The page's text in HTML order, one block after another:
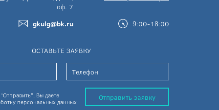
оф. 7
gkulg@bk.ru 9:00-18:00
ОСТАВЬТЕ ЗАЯВКУ
Вы даете
персональных данных
Отправить заявку